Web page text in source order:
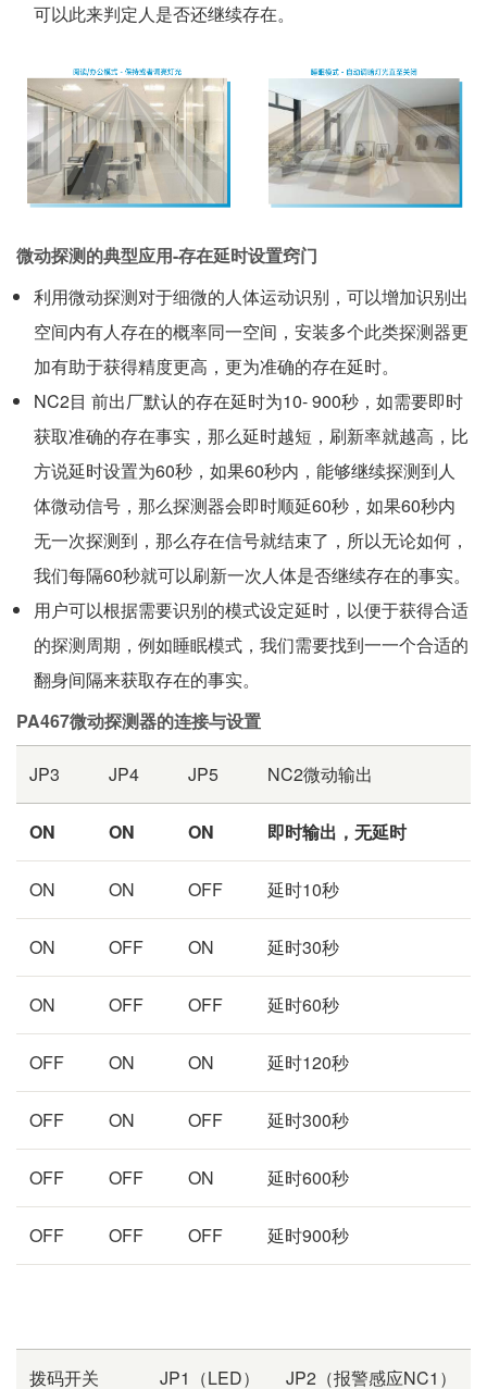
可以此来判定人是否还继续存在。
微动探测的典型应用-存在延时设置窍门
利用微动探测对于细微的人体运动识别，可以增加识别出
空间内有人存在的概率同一空间，安装多个此类探测器更
加有助于获得精度更高，更为准确的存在延时。
NC2目 前出厂默认的存在延时为10- 900秒，如需要即时
获取准确的存在事实，那么延时越短，刷新率就越高，比
方说延时设置为60秒，如果60秒内，能够继续探测到人
体微动信号，那么探测器会即时顺延60秒，如果60秒内
无一次探测到，那么存在信号就结束了，所以无论如何，
我们每隔60秒就可以刷新一次人体是否继续存在的事实。
用户可以根据需要识别的模式设定延时，以便于获得合适
的探测周期，例如睡眠模式，我们需要找到一一个合适的
翻身间隔来获取存在的事实。
PA467微动探测器的连接与设置
JP3 JP4 JP5 NC2微动输出
ON ON ON 即时输出，无延时
ON ON OFF 延时10秒
ON OFF ON 延时30秒
ON OFF OFF 延时60秒
OFF ON ON 延时120秒
OFF ON OFF 延时300秒
OFF OFF ON 延时600秒
OFF OFF OFF 延时900秒
拨码开关 JP1（LED） JP2（报警感应NC1）